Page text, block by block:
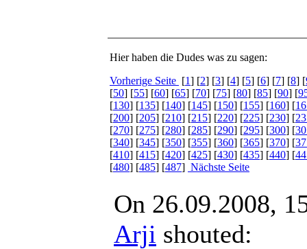
Hier haben die Dudes was zu sagen:
Vorherige Seite [1] [2] [3] [4] [5] [6] [7] [8] [
[50] [55] [60] [65] [70] [75] [80] [85] [90] [
[130] [135] [140] [145] [150] [155] [160] [
[200] [205] [210] [215] [220] [225] [230] [
[270] [275] [280] [285] [290] [295] [300] [
[340] [345] [350] [355] [360] [365] [370] [
[410] [415] [420] [425] [430] [435] [440] [
[480] [485] [487] Nächste Seite
On 26.09.2008,
Arji shouted: